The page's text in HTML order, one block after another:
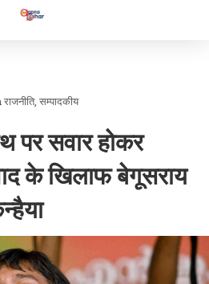
राजनीति सम्पादकीय
पर सवार होकर
के खिलाफ बेगूसराय